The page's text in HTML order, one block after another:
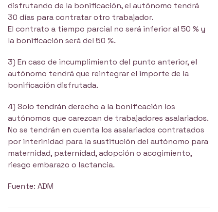
disfrutando de la bonificación, el autónomo tendrá
30 días para contratar otro trabajador.
El contrato a tiempo parcial no será inferior al 50 % y
la bonificación será del 50 %.
3) En caso de incumplimiento del punto anterior, el
autónomo tendrá que reintegrar el importe de la
bonificación disfrutada.
4) Solo tendrán derecho a la bonificación los
autónomos que carezcan de trabajadores asalariados.
No se tendrán en cuenta los asalariados contratados
por interinidad para la sustitución del autónomo para
maternidad, paternidad, adopción o acogimiento,
riesgo embarazo o lactancia.
Fuente: ADM